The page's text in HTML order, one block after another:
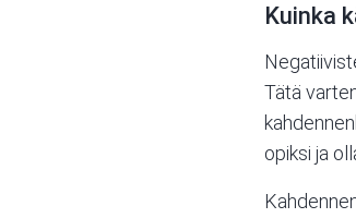
Kuinka
Tätä
opiksi ja